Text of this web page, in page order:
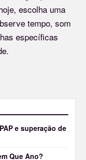
escolha uma
tempo, som
específicas
e superação de
Que Ano?